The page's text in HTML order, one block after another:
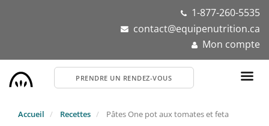
1-877-260-5535
contact@equipenutrition.ca
Mon compte
PRENDRE UN RENDEZ-VOUS
Accueil Recettes Pâtes One pot aux tomates et feta